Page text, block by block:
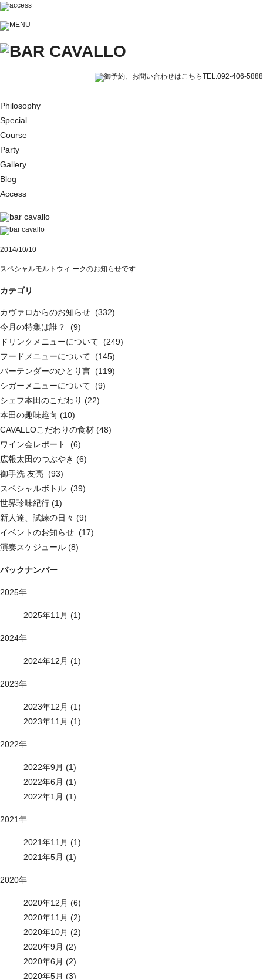
Philosophy
Special
Course
Party
Gallery
Blog
Access
2014/10/10
スペシャルモルトウィ ークのお知らせです
カテゴリ
カヴァロからのお知らせ (332)
今月の特集は誰？ (9)
ドリンクメニューについて (249)
フードメニューについて (145)
バーテンダーのひとり言 (119)
シガーメニューについて (9)
シェフ本田のこだわり (22)
本田の趣味趣向 (10)
CAVALLOこだわりの食材 (48)
ワイン会レポート (6)
広報太田のつぶやき (6)
御手洗 友亮 (93)
スペシャルボトル (39)
世界珍味紀行 (1)
新人達、試練の日々 (9)
イベントのお知らせ (17)
演奏スケジュール (8)
バックナンバー
2025年
2025年11月 (1)
2024年
2024年12月 (1)
2023年
2023年12月 (1)
2023年11月 (1)
2022年
2022年9月 (1)
2022年6月 (1)
2022年1月 (1)
2021年
2021年11月 (1)
2021年5月 (1)
2020年
2020年12月 (6)
2020年11月 (2)
2020年10月 (2)
2020年9月 (2)
2020年6月 (2)
2020年5月 (3)